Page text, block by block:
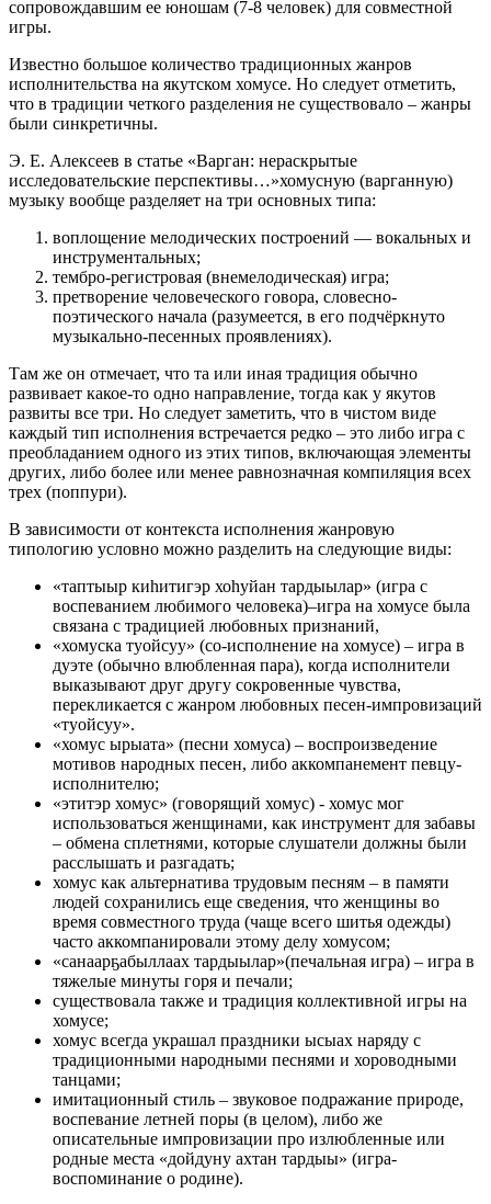
сопровождавшим ее юношам (7-8 человек) для совместной
игры.
Известно большое количество традиционных жанров
исполнительства на якутском хомусе. Но следует отметить,
что в традиции четкого разделения не существовало – жанры
были синкретичны.
Э. Е. Алексеев в статье «Варган: нераскрытые
исследовательские перспективы…»хомусную (варганную)
музыку вообще разделяет на три основных типа:
воплощение мелодических построений — вокальных и
инструментальных;
тембро-регистровая (внемелодическая) игра;
претворение человеческого говора, словесно-
поэтического начала (разумеется, в его подчёркнуто
музыкально-песенных проявлениях).
Там же он отмечает, что та или иная традиция обычно
развивает какое-то одно направление, тогда как у якутов
развиты все три. Но следует заметить, что в чистом виде
каждый тип исполнения встречается редко – это либо игра с
преобладанием одного из этих типов, включающая элементы
других, либо более или менее равнозначная компиляция всех
трех (поппури).
В зависимости от контекста исполнения жанровую
типологию условно можно разделить на следующие виды:
«таптыыр киhитигэр хоhуйан тардыылар» (игра с
воспеванием любимого человека)–игра на хомусе была
связана с традицией любовных признаний,
«хомуска туойсуу» (со-исполнение на хомусе) – игра в
дуэте (обычно влюбленная пара), когда исполнители
выказывают друг другу сокровенные чувства,
перекликается с жанром любовных песен-импровизаций
«туойсуу».
«хомус ырыата» (песни хомуса) – воспроизведение
мотивов народных песен, либо аккомпанемент певцу-
исполнителю;
«этитэр хомус» (говорящий хомус) - хомус мог
использоваться женщинами, как инструмент для забавы
– обмена сплетнями, которые слушатели должны были
расслышать и разгадать;
хомус как альтернатива трудовым песням – в памяти
людей сохранились еще сведения, что женщины во
время совместного труда (чаще всего шитья одежды)
часто аккомпанировали этому делу хомусом;
«санаарҕабыллаах тардыылар»(печальная игра) – игра в
тяжелые минуты горя и печали;
существовала также и традиция коллективной игры на
хомусе;
хомус всегда украшал праздники ысыах наряду с
традиционными народными песнями и хороводными
танцами;
имитационный стиль – звуковое подражание природе,
воспевание летней поры (в целом), либо же
описательные импровизации про излюбленные или
родные места «дойдуну ахтан тардыы» (игра-
воспоминание о родине).